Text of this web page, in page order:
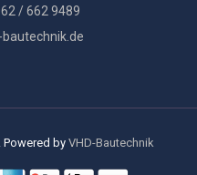
/ 662 9489
Powered by VHD-Bautechnik